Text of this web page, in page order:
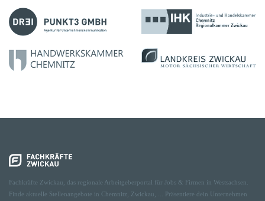
Fachkräfte Zwickau, das regionale Arbeitgeberportal für Jobs & Firmen in Westsachsen.
Finde aktuelle Stellenangebote in Chemnitz, Zwickau, ... Präsentiere dein Unternehmen